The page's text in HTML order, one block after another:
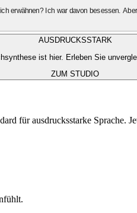
erwähnen? Ich war davon besessen.
AUSDRUCKSSTARK
ist hier. Erleben Sie
ZUM STUDIO
für ausdrucksstarke Sprache.